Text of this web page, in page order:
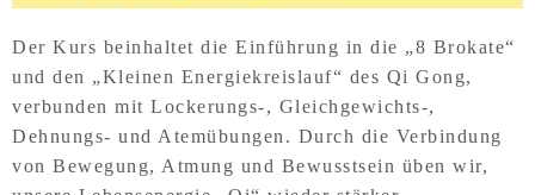
Der Kurs beinhaltet die Einführung in die „8 Brokate“
und den „Kleinen Energiekreislauf“ des Qi Gong,
verbunden mit Lockerungs-, Gleichgewichts-,
Dehnungs- und Atemübungen. Durch die Verbindung
von Bewegung, Atmung und Bewusstsein üben wir,